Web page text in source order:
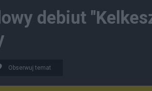
debiut
Obserwuj temat